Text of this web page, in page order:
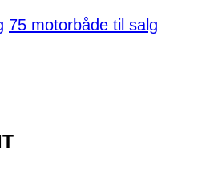
75 motorbåde til salg